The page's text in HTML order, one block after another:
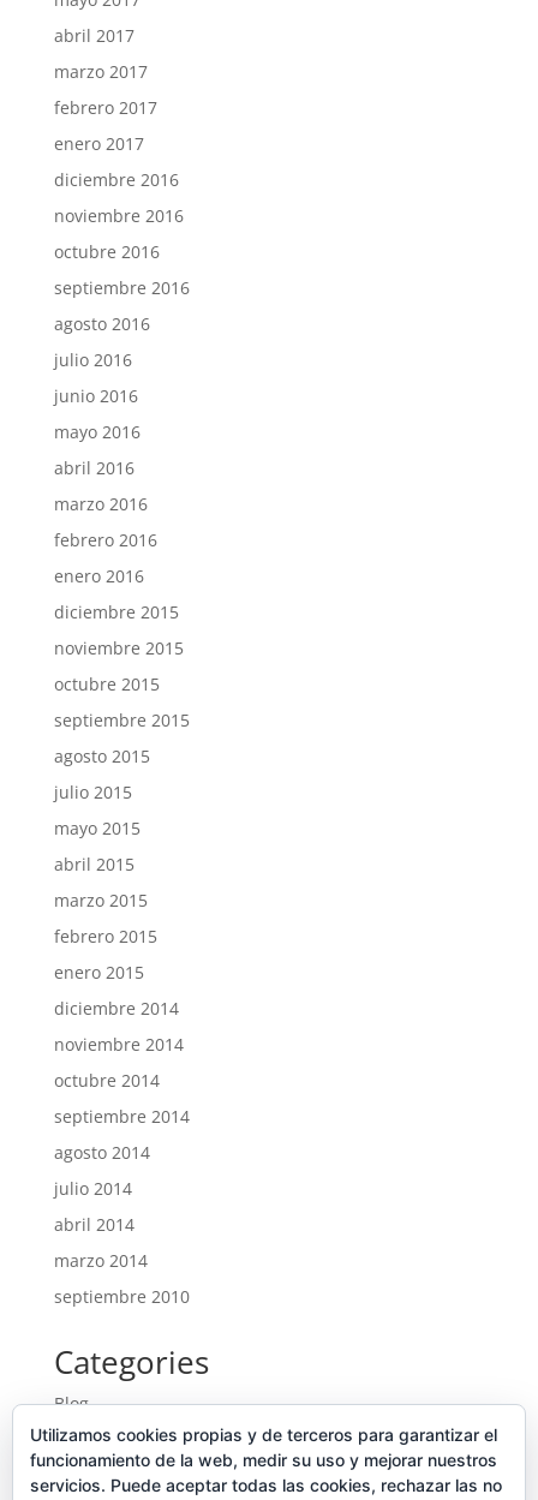
abril 2017
marzo 2017
febrero 2017
enero 2017
diciembre 2016
noviembre 2016
octubre 2016
septiembre 2016
agosto 2016
julio 2016
junio 2016
mayo 2016
abril 2016
marzo 2016
febrero 2016
enero 2016
diciembre 2015
noviembre 2015
octubre 2015
septiembre 2015
agosto 2015
julio 2015
mayo 2015
abril 2015
marzo 2015
febrero 2015
enero 2015
diciembre 2014
noviembre 2014
octubre 2014
septiembre 2014
agosto 2014
julio 2014
abril 2014
marzo 2014
septiembre 2010
Categories
Blog
Entrades
Ofertes noves
Utilizamos cookies propias y de terceros para garantizar el
funcionamiento de la web, medir su uso y mejorar nuestros
servicios. Puede aceptar todas las cookies, rechazar las no